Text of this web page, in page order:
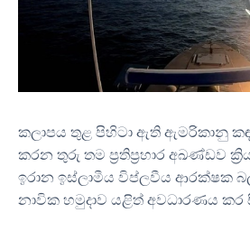
කලාපය තුළ පිහිටා ඇති ඇමරිකානු
කරන තුරු තම ප්‍රතිප්‍රහාර අඛණ්ඩව
ඉරාන ඉස්ලාමීය විප්ලවීය ආරක්ෂක
නාවික හමුදාව යළිත් අවධාරණය කර